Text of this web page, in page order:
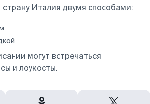
Италия двумя способами:
могут встречаться
и лоукосты.